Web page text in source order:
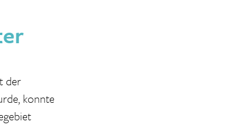
der
konnte